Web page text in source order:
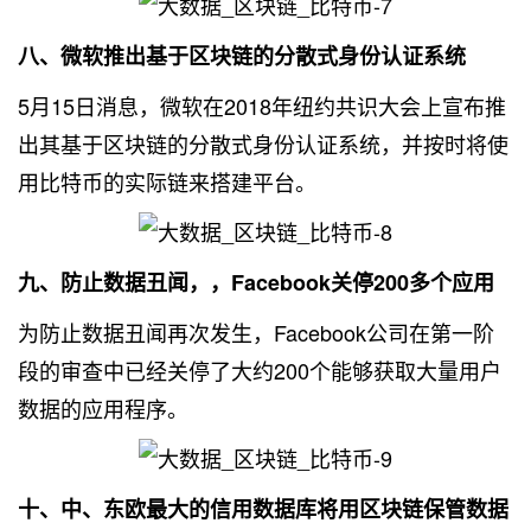
八、微软推出基于区块链的分散式身份认证系统
5月15日消息，微软在2018年纽约共识大会上宣布推
出其基于区块链的分散式身份认证系统，并按时将使
用比特币的实际链来搭建平台。
九、防止数据丑闻，，Facebook关停200多个应用
为防止数据丑闻再次发生，Facebook公司在第一阶
段的审查中已经关停了大约200个能够获取大量用户
数据的应用程序。
十、中、东欧最大的信用数据库将用区块链保管数据